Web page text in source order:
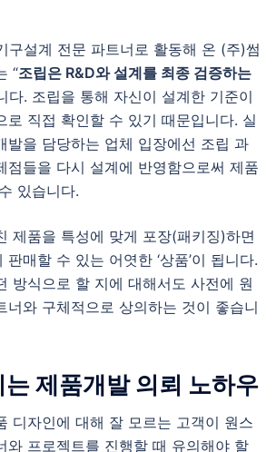
구설계 전문 파트너로 활동해 온 (주)썸
“조립은 R&D와 설계를 최종 검증하는
다. 조립을 통해 자신이 설계한 기준이
로 직접 확인할 수 있기 때문입니다. 실
발을 담당하는 업체 입장에선 조립 과
점들을 다시 설계에 반영함으로써 제품
있습니다.
제품을 특성에 맞게 포장(패키징)하면
매할 수 있는 어엿한 ‘상품’이 됩니다.
방식으로 할 지에 대해서도 사전에 원
너와 구체적으로 상의하는 것이 좋습니
제품개발 의뢰 노하우
디자인에 대해 잘 모르는 고객이 원스
와 프로젝트를 진행할 때 유의해야 할